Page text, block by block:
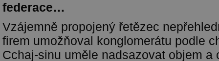
federace…
Vzájemně propojený řetězec
firem umožňoval konglomerátu podle
Cchaj-sinu uměle nadsazovat objem a